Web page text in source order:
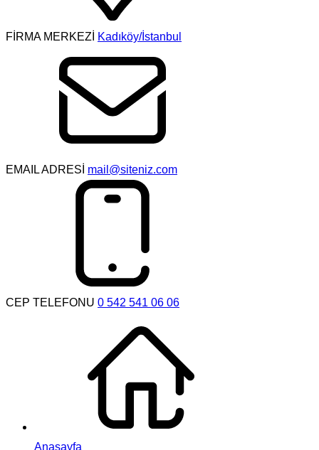
FİRMA MERKEZİ Kadıköy/İstanbul
EMAIL ADRESİ mail@siteniz.com
CEP TELEFONU 0 542 541 06 06
Anasayfa